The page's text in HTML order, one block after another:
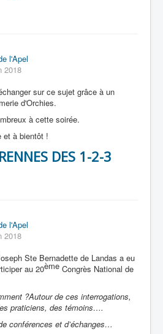
l'Apel
2018
sur ce sujet grâce à un
d'Orchies.
à cette soirée.
et à bientôt !
DES 1-2-3
l'Apel
2018
Ste Bernadette de Landas a eu
au 20ème Congrès National de
?Autour de ces interrogations,
praticiens, des témoins….
conférences et d’échanges…